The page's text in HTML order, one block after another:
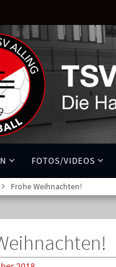
FOTOS/VIDEOS
Frohe Weihnachten!